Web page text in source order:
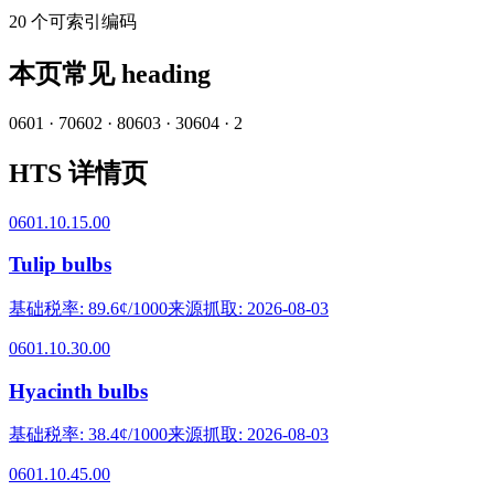
20 个可索引编码
本页常见 heading
0601 · 70602 · 80603 · 30604 · 2
HTS 详情页
0601.10.15.00
Tulip bulbs
基础税率: 89.6¢/1000来源抓取: 2026-08-03
0601.10.30.00
Hyacinth bulbs
基础税率: 38.4¢/1000来源抓取: 2026-08-03
0601.10.45.00